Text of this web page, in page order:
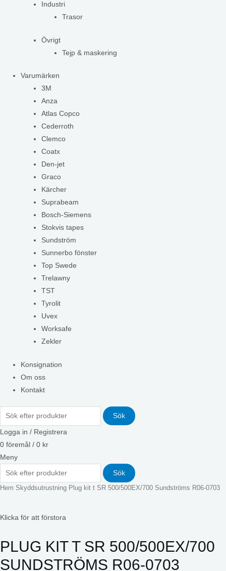
Industri
Trasor
Övrigt
Tejp & maskering
Varumärken
3M
Anza
Atlas Copco
Cederroth
Clemco
Coatx
Den-jet
Graco
Kärcher
Suprabeam
Bosch-Siemens
Stokvis tapes
Sundström
Sunnerbo fönster
Top Swede
Trelawny
TST
Tyrolit
Uvex
Worksafe
Zekler
Konsignation
Om oss
Kontakt
Sök
Logga in / Registrera
0 föremål / 0 kr
Meny
Sök
Hem Skyddsutrustning Plug kit t SR 500/500EX/700 Sundströms R06-0703
Klicka för att förstora
PLUG KIT T SR 500/500EX/700
SUNDSTRÖMS R06-0703